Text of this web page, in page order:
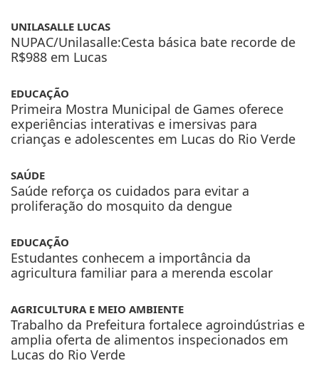
UNILASALLE LUCAS
NUPAC/Unilasalle:Cesta básica bate recorde de
R$988 em Lucas
EDUCAÇÃO
Primeira Mostra Municipal de Games oferece
experiências interativas e imersivas para
crianças e adolescentes em Lucas do Rio Verde
SAÚDE
Saúde reforça os cuidados para evitar a
proliferação do mosquito da dengue
EDUCAÇÃO
Estudantes conhecem a importância da
agricultura familiar para a merenda escolar
AGRICULTURA E MEIO AMBIENTE
Trabalho da Prefeitura fortalece agroindústrias e
amplia oferta de alimentos inspecionados em
Lucas do Rio Verde